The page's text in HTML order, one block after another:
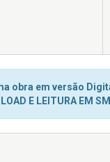
obra em versão
E LEITURA EM